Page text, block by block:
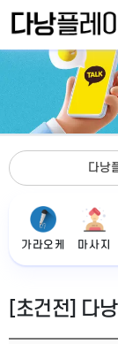
다낭
가라오케 마사지
[초건전] 다